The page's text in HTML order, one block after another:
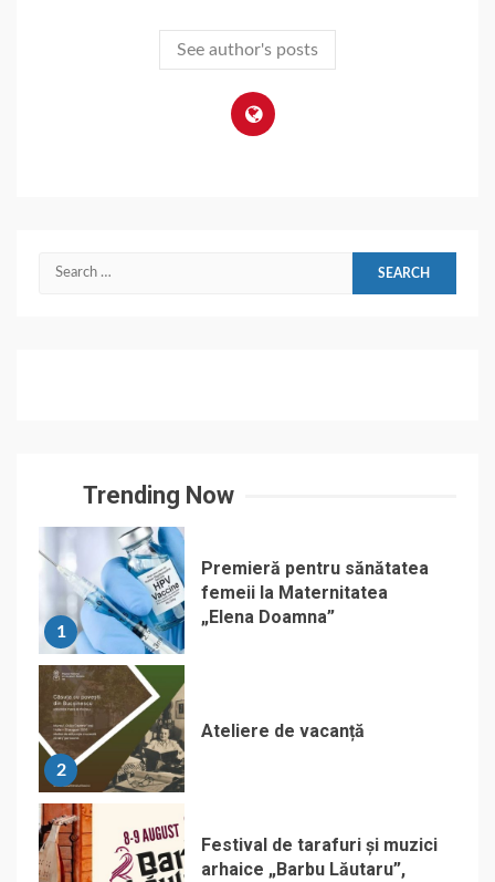
See author's posts
Search
Trending Now
1
Premieră pentru sănătatea
femeii la Maternitatea
„Elena Doamna”
2
Ateliere de vacanță
Festival de tarafuri și muzici
arhaice „Barbu Lăutaru”,